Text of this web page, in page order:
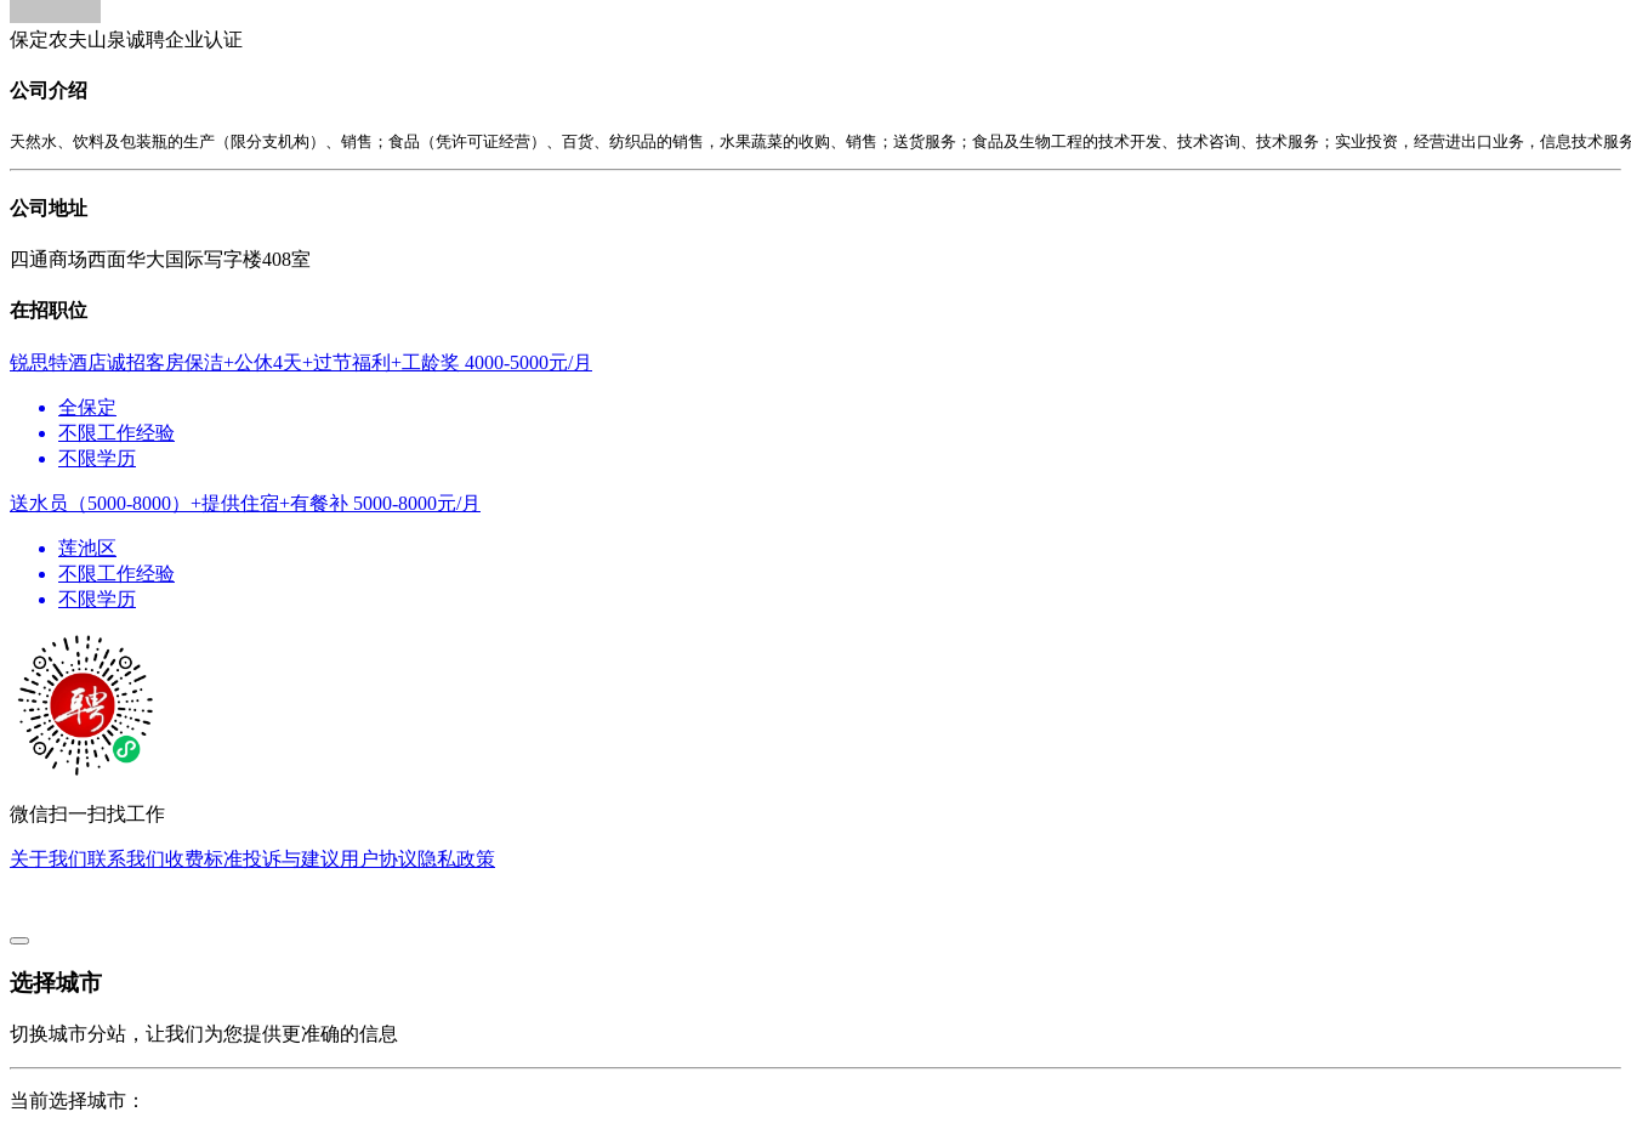
保定农夫山泉诚聘企业认证
公司介绍
天然水、饮料及包装瓶的生产（限分支机构）、销售；食品（凭许可证经营）、百货、纺织品的销售，水果蔬菜的收购、销售；送货服务；食品及生物工程的技术开发、技术咨询、技术服务；实业投资，经营进出口业务，信息
公司地址
四通商场西面华大国际写字楼408室
在招职位
锐思特酒店诚招客房保洁+公休4天+过节福利+工龄奖 4000-5000元/月
全保定
不限工作经验
不限学历
送水员（5000-8000）+提供住宿+有餐补 5000-8000元/月
莲池区
不限工作经验
不限学历
微信扫一扫找工作
关于我们联系我们收费标准投诉与建议用户协议隐私政策
选择城市
切换城市分站，让我们为您提供更准确的信息
当前选择城市：